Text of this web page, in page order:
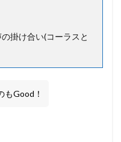
掛け合い(コーラスと
もGood！